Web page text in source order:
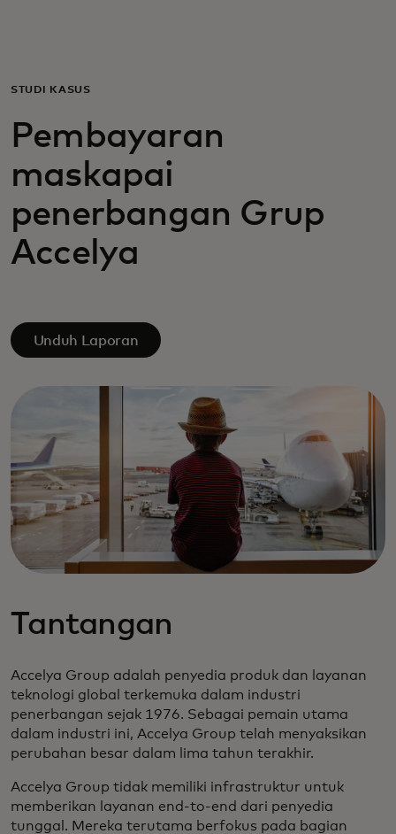
Untuk bisnis
Untuk dunia
Untuk inovator
Berita dan tren
STUDI KASUS
Pembayaran
maskapai
penerbangan Grup
Accelya
Unduh Laporan
Tantangan
Accelya Group adalah penyedia produk dan layanan
teknologi global terkemuka dalam industri
penerbangan sejak 1976. Sebagai pemain utama
dalam industri ini, Accelya Group telah menyaksikan
perubahan besar dalam lima tahun terakhir.
Accelya Group tidak memiliki infrastruktur untuk
memberikan layanan end-to-end dari penyedia
tunggal. Mereka terutama berfokus pada bagian